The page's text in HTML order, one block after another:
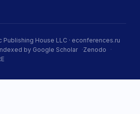
House LLC · econferences.ru
by Google Scholar
Zenodo